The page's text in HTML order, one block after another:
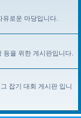
로운 마당입니다.
등을 위한 게시판입니다.
잡기 대회 게시판 입니